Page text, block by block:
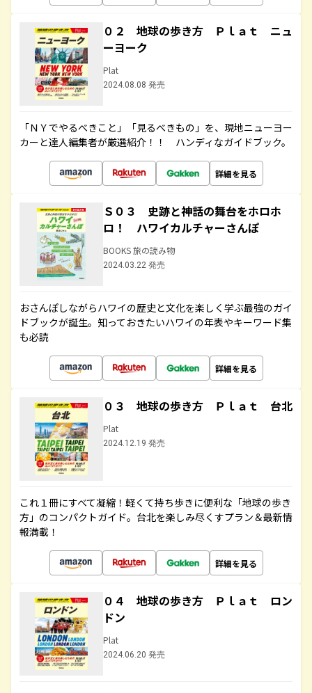
０２ 地球の歩き方 Ｐｌａｔ ニュ
ーヨーク
Plat
2024.08.08 発売
「ＮＹでやるべきこと」「見るべきもの」を、現地ニューヨー
カーと達人編集者が厳選紹介！！ ハンディなガイドブック。
詳細を見る
Ｓ０３ 史跡と神話の舞台をホロホ
ロ！ ハワイカルチャーさんぽ
BOOKS 旅の読み物
2024.03.22 発売
おさんぽしながらハワイの歴史と文化を楽しく学ぶ最強のガイ
ドブックが誕生。知っておきたいハワイの年表やキーワード集
も必読
詳細を見る
０３ 地球の歩き方 Ｐｌａｔ 台北
Plat
2024.12.19 発売
これ１冊にすべて凝縮！軽くて持ち歩きに便利な「地球の歩き
方」のコンパクトガイド。台北を楽しみ尽くすプラン＆最新情
報満載！
詳細を見る
０４ 地球の歩き方 Ｐｌａｔ ロン
ドン
Plat
2024.06.20 発売